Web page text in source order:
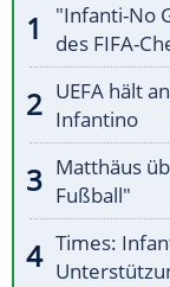
"Infanti-No
des FIFA-
UEFA hält
Infantino
Matthäus
Fußball"
Times: